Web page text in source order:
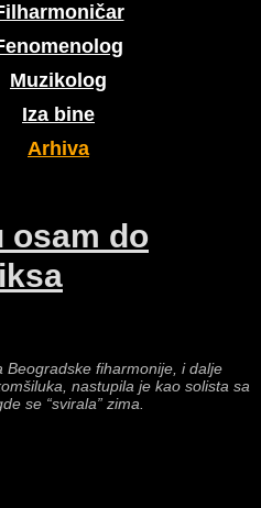
Muzikolog
Iza bine
Arhiva
osam do
Beogradske fiharmonije, i dalje
nastupila je kao solista sa
se “svirala” zima.